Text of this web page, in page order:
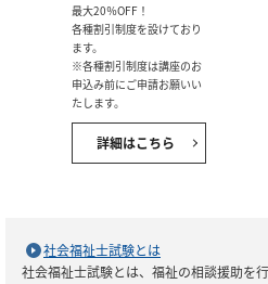
最大20％OFF！
各種割引制度を設けており
ます。
※各種割引制度は講座のお
申込み前にご申請お願いい
たします。
詳細はこちら
社会福祉士試験とは
社会福祉士試験とは、福祉の相談援助を